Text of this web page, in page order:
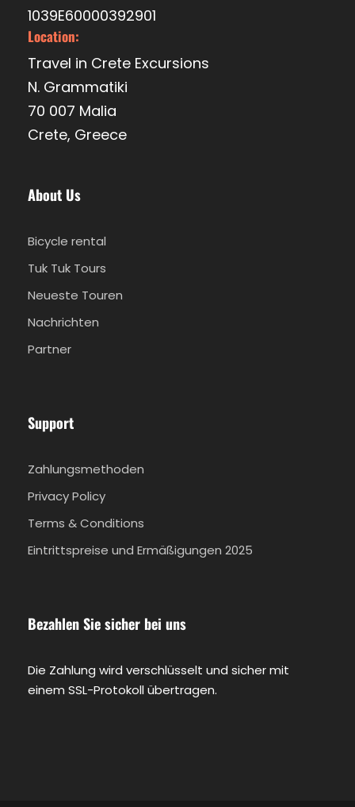
1039E60000392901
Location:
Travel in Crete Excursions
N. Grammatiki
70 007 Malia
Crete, Greece
About Us
Bicycle rental
Tuk Tuk Tours
Neueste Touren
Nachrichten
Partner
Support
Zahlungsmethoden
Privacy Policy
Terms & Conditions
Eintrittspreise und Ermäßigungen 2025
Bezahlen Sie sicher bei uns
Die Zahlung wird verschlüsselt und sicher mit
einem SSL-Protokoll übertragen.